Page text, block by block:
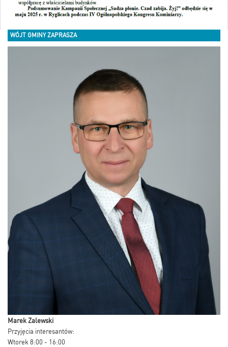
WÓJT GMINY ZAPRASZA
Marek Zalewski
Przyjęcia interesantów:
Wtorek 8:00 - 16:00